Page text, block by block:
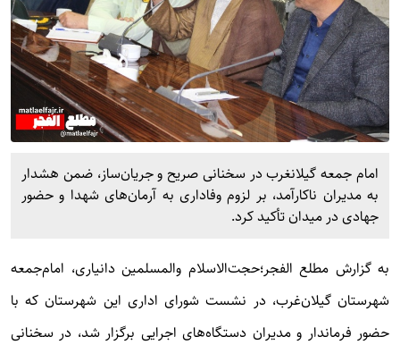
امام جمعه گیلانغرب در سخنانی صریح و جریان‌ساز، ضمن هشدار
به مدیران ناکارآمد، بر لزوم وفاداری به آرمان‌های شهدا و حضور
جهادی در میدان تأکید کرد.
به گزارش مطلع الفجر؛حجت‌الاسلام والمسلمین دانیاری، امام‌جمعه
شهرستان گیلان‌غرب، در نشست شورای اداری این شهرستان که با
حضور فرماندار و مدیران دستگاه‌های اجرایی برگزار شد، در سخنانی